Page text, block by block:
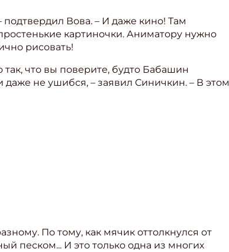
Вова. – И даже кино! Там
картиночки. Аниматору нужно
рисовать!
так, что вы поверите, будто Бабашин
даже не ушибся, – заявил Синичкин. – В этом
По тому, как мячик оттолкнулся от
песком... И это только одна из многих